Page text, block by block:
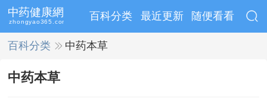
百科分类 最近更新 随便看看
百科分类 >>中药本草
中药本草